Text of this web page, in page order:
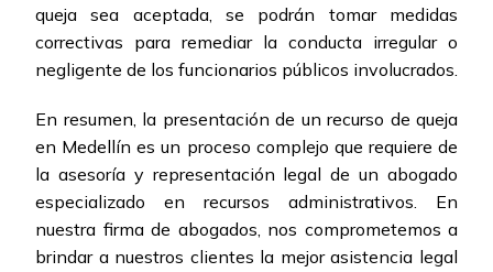
queja sea aceptada, se podrán tomar medidas
correctivas para remediar la conducta irregular o
negligente de los funcionarios públicos involucrados.
En resumen, la presentación de un recurso de queja
en Medellín es un proceso complejo que requiere de
la asesoría y representación legal de un abogado
especializado en recursos administrativos. En
nuestra firma de abogados, nos comprometemos a
brindar a nuestros clientes la mejor asistencia legal